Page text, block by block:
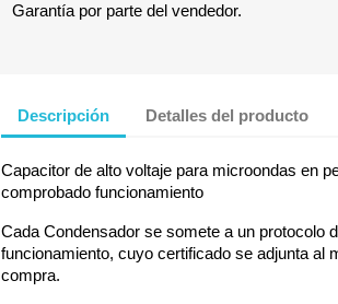
Garantía por parte del vendedor.
Descripción Detalles del producto
Capacitor de alto voltaje para microondas en
comprobado funcionamiento
Cada Condensador se somete a un protocolo
funcionamiento, cuyo certificado se adjunta al
compra.